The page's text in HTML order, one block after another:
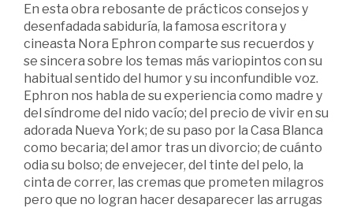
En esta obra rebosante de prácticos consejos y
desenfadada sabiduría, la famosa escritora y
cineasta Nora Ephron comparte sus recuerdos y
se sincera sobre los temas más variopintos con su
habitual sentido del humor y su inconfundible voz.
Ephron nos habla de su experiencia como madre y
del síndrome del nido vacío; del precio de vivir en su
adorada Nueva York; de su paso por la Casa Blanca
como becaria; del amor tras un divorcio; de cuánto
odia su bolso; de envejecer, del tinte del pelo, la
cinta de correr, las cremas que prometen milagros
pero que no logran hacer desaparecer las arrugas